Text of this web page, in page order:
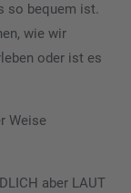
so bequem ist.
wie wir
oder ist es
Weise
aber LAUT